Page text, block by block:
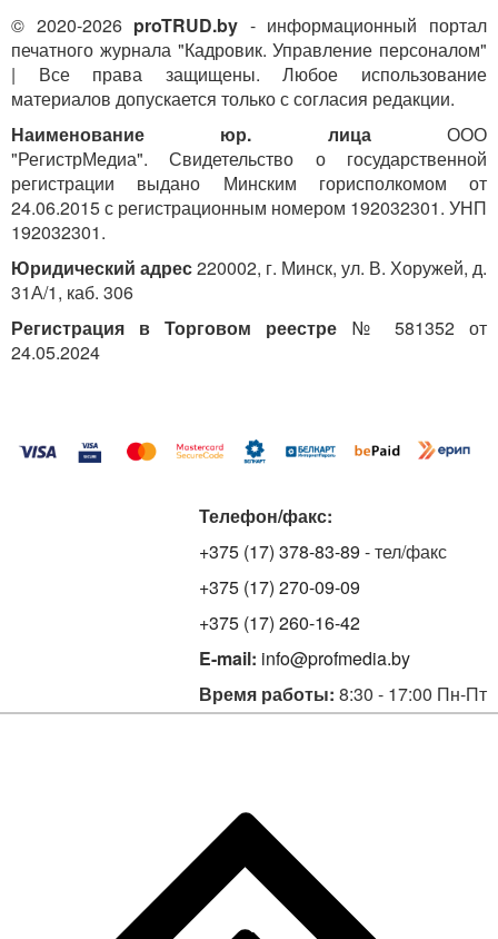
© 2020-2026 proTRUD.by - информационный портал
печатного журнала "Кадровик. Управление персоналом"
| Все права защищены. Любое использование
материалов допускается только с согласия редакции.
Наименование юр. лицаООО
"РегистрМедиа". Свидетельство о государственной
регистрации выдано Минским горисполкомом от
24.06.2015 с регистрационным номером 192032301. УНП
192032301.
Юридический адрес220002, г. Минск, ул. В. Хоружей, д.
31А/1, каб. 306
Регистрация в Торговом реестре № 581352 от
24.05.2024
Телефон/факс:
+375 (17) 378-83-89 - тел/факс
+375 (17) 270-09-09
+375 (17) 260-16-42
E-mail: info@profmedia.by
Время работы: 8:30 - 17:00 Пн-Пт